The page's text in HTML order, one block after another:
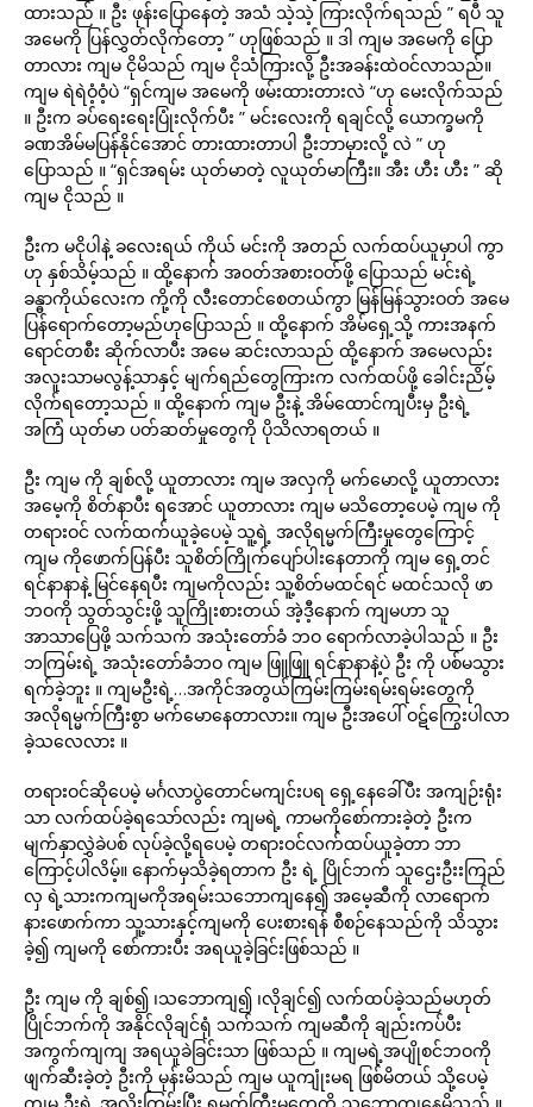
ထားသည် ။ ဦး ဖုန်းပြောနေတဲ့ အသံ သဲ့သဲ့ ကြားလိုက်ရသည် ” ရပီ သူ
အမေကို ပြန်လွှတ်လိုက်တော့ ” ဟုဖြစ်သည် ။ ဒါ ကျမ အမေကို ပြော
တာလား ကျမ ငိုမိသည် ကျမ ငိုသံကြားလို့ ဦးအခန်းထဲဝင်လာသည်။
ကျမ ရဲရဲဝံ့ဝံ့ပဲ “ရှင်ကျမ အမေကို ဖမ်းထားတားလဲ “ဟု မေးလိုက်သည်
။ ဦးက ခပ်ရေးရေးပြုံးလိုက်ပီး ” မင်းလေးကို ရချင်လို့ ယောက္ခမကို
ခဏအိမ်မပြန်နိုင်အောင် တားထားတာပါ ဦးဘာမှားလို့ လဲ ” ဟု
ပြောသည် ။ “ရှင်အရမ်း ယုတ်မာတဲ့ လူယုတ်မာကြီး။ အီး ဟီး ဟီး ” ဆို
ကျမ ငိုသည် ။
ဦးက မငိုပါနဲ့ ခလေးရယ် ကိုယ် မင်းကို အတည် လက်ထပ်ယူမှာပါ ကွာ
ဟု နှစ်သိမ့်သည် ။ ထို့နောက် အဝတ်အစားဝတ်ဖို့ ပြောသည် မင်းရဲ့
ခန္ဓာကိုယ်လေးက ကို့ကို လီးတောင်စေတယ်ကွာ မြန်မြန်သွားဝတ် အမေ
ပြန်ရောက်တော့မည်ဟုပြောသည် ။ ထို့နောက် အိမ်ရှေ့သို့ ကားအနက်
ရောင်တစီး ဆိုက်လာပီး အမေ ဆင်းလာသည် ထို့နောက် အမေလည်း
အလူးသာမလွန့်သာနှင့် မျက်ရည်တွေကြားက လက်ထပ်ဖို့ ခေါင်းညိမ့်
လိုက်ရတော့သည် ။ ထို့နောက် ကျမ ဦးနဲ့ အိမ်ထောင်ကျပီးမှ ဦးရဲ့
အကြံ ယုတ်မာ ပတ်ဆတ်မှုတွေကို ပိုသိလာရတယ် ။
ဦး ကျမ ကို ချစ်လို့ ယူတာလား ကျမ အလှကို မက်မောလို့ ယူတာလား
အမေ့ကို စိတ်နာပီး ရအောင် ယူတာလား ကျမ မသိတော့ပေမဲ့ ကျမ ကို
တရားဝင် လက်ထက်ယူခဲ့ပေမဲ့ သူ့ရဲ့ အလိုရမ္မက်ကြီးမှုတွေကြောင့်
ကျမ ကိုဖောက်ပြန်ပီး သူစိတ်ကြိုက်ပျော်ပါးနေတာကို ကျမ ရှေ့တင်
ရင်နာနာနဲ့ မြင်နေရပီး ကျမကိုလည်း သူ့စိတ်မထင်ရင် မထင်သလို ဖာ
ဘဝကို သွတ်သွင်းဖို့ သူကြိုးစားတယ် အဲ့ဒီ့နောက် ကျမဟာ သူ
အာသာပြေဖို့ သက်သက် အသုံးတော်ခံ ဘဝ ရောက်လာခဲ့ပါသည် ။ ဦး
ဘကြမ်းရဲ့ အသုံးတော်ခံဘဝ ကျမ ဖြူဖြူ ရင်နာနာနဲ့ပဲ ဦး ကို ပစ်မသွား
ရက်ခဲ့ဘူး ။ ကျမဦးရဲ့…အကိုင်အတွယ်ကြမ်းကြမ်းရမ်းရမ်းတွေကို
အလိုရမ္မက်ကြီးစွာ မက်မောနေတာလား။ ကျမ ဦးအပေါ် ဝဋ်ကြွေးပါလာ
ခဲ့သလေလား ။
တရားဝင်ဆိုပေမဲ့ မင်္ဂလာပွဲတောင်မကျင်းပရ ရှေ့နေခေါ်ပီး အကျဉ်းရုံး
သာ လက်ထပ်ခဲ့ရသော်လည်း ကျမရဲ့ ကာမကိုစော်ကားခဲ့တဲ့ ဦးက
မျက်နှာလွှဲခဲပစ် လုပ်ခဲ့လို့ရပေမဲ့ တရားဝင်လက်ထပ်ယူခဲ့တာ ဘာ
ကြောင့်ပါလိမ့်။ နောက်မှသိခဲ့ရတာက ဦး ရဲ့ ပြိုင်ဘက် သူဌေးဦးးကြည်
လှ ရဲ့သားကကျမကိုအရမ်းသဘောကျနေ၍ အမေ့ဆီကို လာ‌ရောက်
နားဖောက်ကာ သူ့သားနှင့်ကျမကို ပေးစားရန် စီစဉ်နေသည်ကို သိသွား
ခဲ့၍ ကျမကို စော်ကားပီး အရယူခဲ့ခြင်းဖြစ်သည် ။
ဦး ကျမ ကို ချစ်၍ ၊သဘောကျ၍ ၊လိုချင်၍ လက်ထပ်ခဲ့သည်မဟုတ်
ပြိုင်ဘက်ကို အနိုင်လိုချင်ရုံ သက်သက် ကျမဆီကို ချည်းကပ်ပီး
အကွက်ကျကျ အရယူခဲခြင်းသာ ဖြစ်သည် ။ ကျမရဲ့အပျိုစင်ဘဝကို
ဖျက်ဆီးခဲ့တဲ့ ဦးကို မုန်းမိသည် ကျမ ယူကျုံးမရ ဖြစ်မိတယ် သို့ပေမဲ့